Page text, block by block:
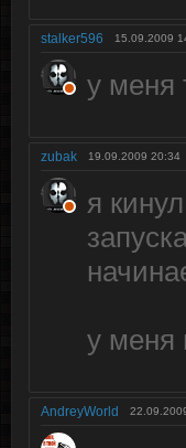
stalker596 15.09.2009
у меня
zubak 19.09.2009 20:34
я
у меня
AndreyWorld